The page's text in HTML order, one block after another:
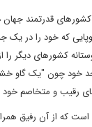
قدرتمند
که خود را در
کشورهای دیگر را
چون "یک گاو
رقیب و متخاصم خود
که از آن رفیق